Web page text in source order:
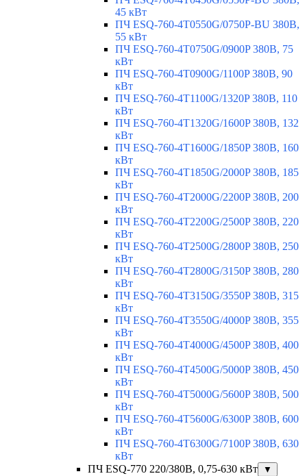
45 кВт
ПЧ ESQ-760-4T0550G/0750P-BU 380В,
55 кВт
ПЧ ESQ-760-4T0750G/0900P 380В, 75
кВт
ПЧ ESQ-760-4T0900G/1100P 380В, 90
кВт
ПЧ ESQ-760-4T1100G/1320P 380В, 110
кВт
ПЧ ESQ-760-4T1320G/1600P 380В, 132
кВт
ПЧ ESQ-760-4T1600G/1850P 380В, 160
кВт
ПЧ ESQ-760-4T1850G/2000P 380В, 185
кВт
ПЧ ESQ-760-4T2000G/2200P 380В, 200
кВт
ПЧ ESQ-760-4T2200G/2500P 380В, 220
кВт
ПЧ ESQ-760-4T2500G/2800P 380В, 250
кВт
ПЧ ESQ-760-4T2800G/3150P 380В, 280
кВт
ПЧ ESQ-760-4T3150G/3550P 380В, 315
кВт
ПЧ ESQ-760-4T3550G/4000P 380В, 355
кВт
ПЧ ESQ-760-4T4000G/4500P 380В, 400
кВт
ПЧ ESQ-760-4T4500G/5000P 380В, 450
кВт
ПЧ ESQ-760-4T5000G/5600P 380В, 500
кВт
ПЧ ESQ-760-4T5600G/6300P 380В, 600
кВт
ПЧ ESQ-760-4T6300G/7100P 380В, 630
кВт
ПЧ ESQ-770 220/380В, 0,75-630 кВт
▼